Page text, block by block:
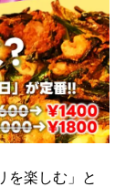
を楽しむ」と